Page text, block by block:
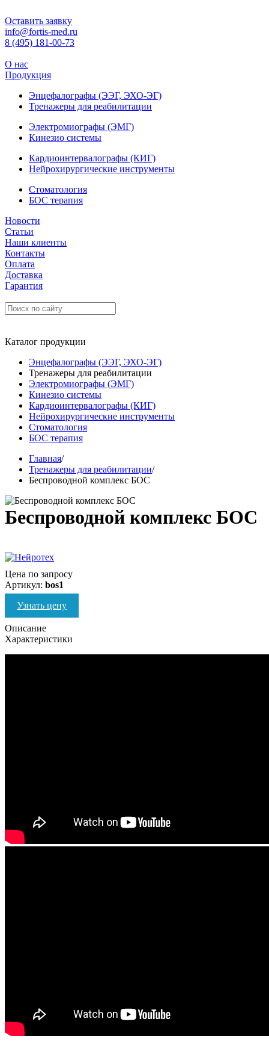
Оставить заявку
info@fortis-med.ru
8 (495) 181-00-73
О нас
Продукция
Энцефалографы (ЭЭГ, ЭХО-ЭГ)
Тренажеры для реабилитации
Электромиографы (ЭМГ)
Кинезио системы
Кардиоинтервалографы (КИГ)
Нейрохирургические инструменты
Стоматология
БОС терапия
Новости
Статьи
Наши клиенты
Контакты
Оплата
Доставка
Гарантия
Каталог продукции
Энцефалографы (ЭЭГ, ЭХО-ЭГ)
Тренажеры для реабилитации
Электромиографы (ЭМГ)
Кинезио системы
Кардиоинтервалографы (КИГ)
Нейрохирургические инструменты
Стоматология
БОС терапия
Главная/
Тренажеры для реабилитации/
Беспроводной комплекс БОС
Беспроводной комплекс БОС
Цена по запросу
Артикул: bos1
Узнать цену
Описание
Характеристики